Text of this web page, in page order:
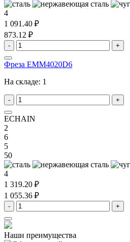
4
1 091.40 ₽
873.12 ₽
- +
Фреза EMM4020D6
На складе: 1
- +
ECHAIN
2
6
5
50
4
1 319.20 ₽
1 055.36 ₽
- +
Наши преимущества